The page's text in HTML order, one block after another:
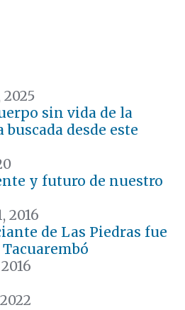
sin vida de la
desde este
y futuro de nuestro
2016
de Las Piedras fue